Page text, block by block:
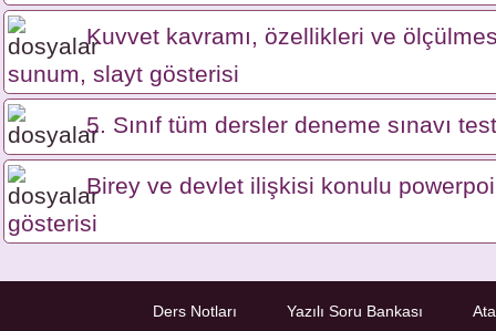
Kuvvet kavramı, özellikleri ve
sunum, slayt gösterisi
5. Sınıf tüm dersler deneme sınavı
Birey ve devlet ilişkisi konulu
gösterisi
Ders Notları Yazılı Soru Bankası